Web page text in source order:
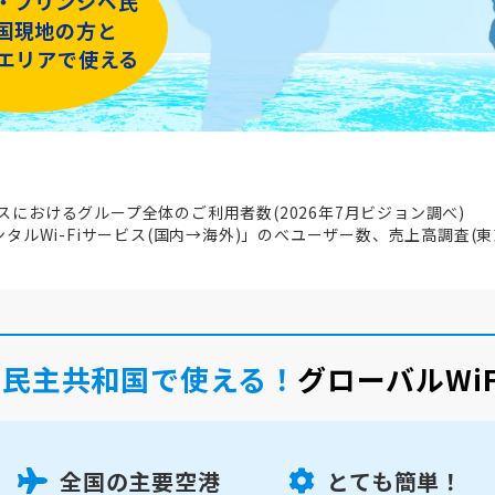
現地の方と
リアで使える
おけるグループ全体のご利用者数(2026年7月ビジョン調べ)
ルWi-Fiサービス(国内→海外)」のべユーザー数、売上高調査(
主共和国で使える！ グローバル
全国の主要空港 とても簡単！